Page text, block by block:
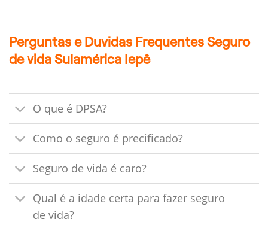
Perguntas e Duvidas Frequentes Seguro
de vida Sulamérica Iepê
O que é DPSA?
Como o seguro é precificado?
Seguro de vida é caro?
Qual é a idade certa para fazer seguro
de vida?